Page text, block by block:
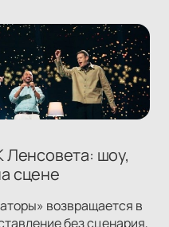
Ленсовета: шоу,
сцене
возвращается в
без сценария,